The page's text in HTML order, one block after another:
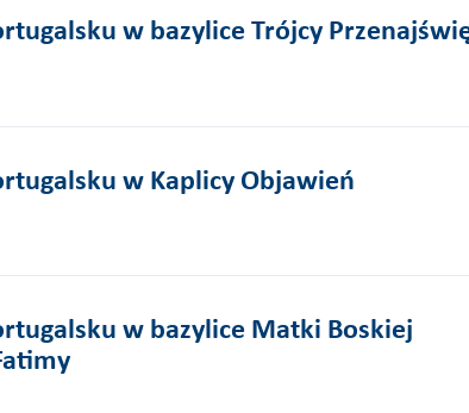
w bazylice Trójcy
w Kaplicy Objawień
w bazylice Matki Boskiej